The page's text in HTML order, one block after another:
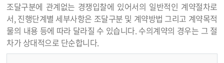
조달구분에 관계없는 경쟁입찰에 있어서의 일반적인 계약절차로
서, 진행단계별 세부사항은 조달구분 및 계약방법 그리고 계약목적
물의 내용 등에 따라 달라질 수 있습니다. 수의계약의 경우는 그 절
차가 상대적으로 단순합니다.